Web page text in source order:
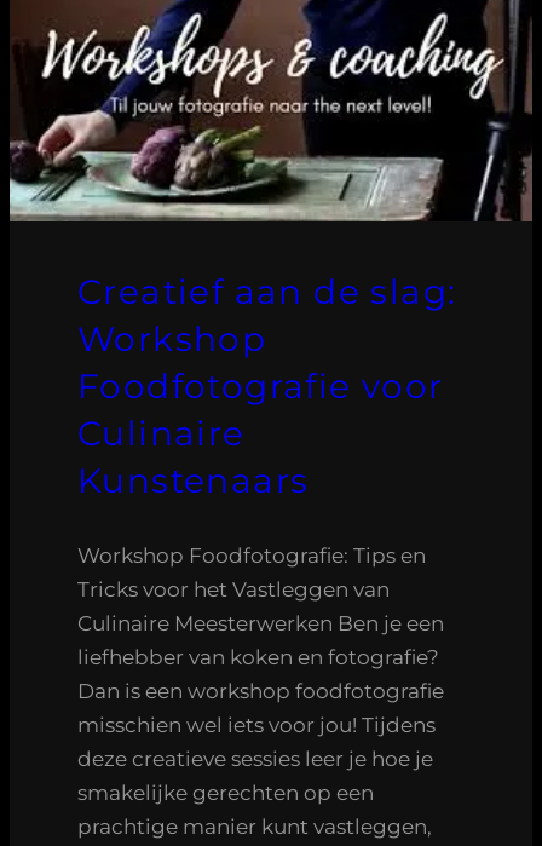
Creatief aan de slag:
Workshop
Foodfotografie voor
Culinaire
Kunstenaars
Workshop Foodfotografie: Tips en
Tricks voor het Vastleggen van
Culinaire Meesterwerken Ben je een
liefhebber van koken en fotografie?
Dan is een workshop foodfotografie
misschien wel iets voor jou! Tijdens
deze creatieve sessies leer je hoe je
smakelijke gerechten op een
prachtige manier kunt vastleggen,